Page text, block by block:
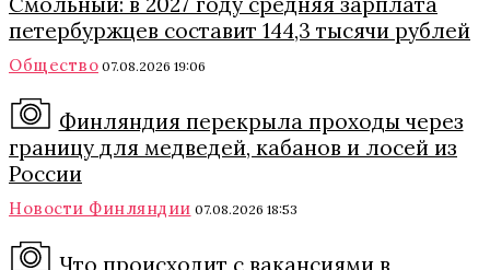
петербуржцев составит 144,3 тысячи рублей
Общество 07.08.2026 19:06
Финляндия перекрыла проходы через
границу для медведей, кабанов и лосей из
России
Новости Финляндии 07.08.2026 18:53
Что происходит с вакансиями в